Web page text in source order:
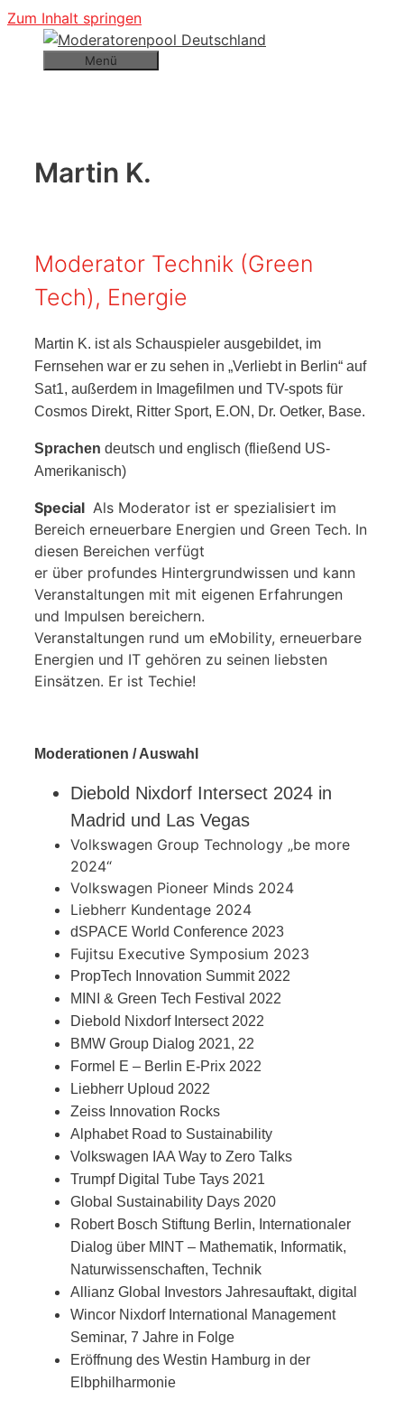
Zum Inhalt springen
Menü
Martin K.
Moderator Technik (Green
Tech), Energie
Martin K. ist als Schauspieler ausgebildet, im
Fernsehen war er zu sehen in „Verliebt in Berlin“ auf
Sat1, außerdem in Imagefilmen und TV-spots für
Cosmos Direkt, Ritter Sport, E.ON, Dr. Oetker, Base.
Sprachen deutsch und englisch (fließend US-
Amerikanisch)
Special Als Moderator ist er spezialisiert im
Bereich erneuerbare Energien und Green Tech. In
diesen Bereichen verfügt
er über profundes Hintergrundwissen und kann
Veranstaltungen mit mit eigenen Erfahrungen
und Impulsen bereichern.
Veranstaltungen rund um eMobility, erneuerbare
Energien und IT gehören zu seinen liebsten
Einsätzen. Er ist Techie!
Moderationen / Auswahl
Diebold Nixdorf Intersect 2024 in
Madrid und Las Vegas
Volkswagen Group Technology „be more
2024“
Volkswagen Pioneer Minds 2024
Liebherr Kundentage 2024
dSPACE World Conference 2023
Fujitsu Executive Symposium 2023
PropTech Innovation Summit 2022
MINI & Green Tech Festival 2022
Diebold Nixdorf Intersect 2022
BMW Group Dialog 2021, 22
Formel E – Berlin E-Prix 2022
Liebherr Uploud 2022
Zeiss Innovation Rocks
Alphabet Road to Sustainability
Volkswagen IAA Way to Zero Talks
Trumpf Digital Tube Tays 2021
Global Sustainability Days 2020
Robert Bosch Stiftung Berlin, Internationaler
Dialog über MINT – Mathematik, Informatik,
Naturwissenschaften, Technik
Allianz Global Investors Jahresauftakt, digital
Wincor Nixdorf International Management
Seminar, 7 Jahre in Folge
Eröffnung des Westin Hamburg in der
Elbphilharmonie